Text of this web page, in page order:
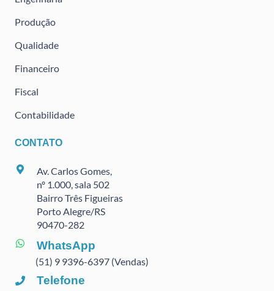
Produção
Qualidade
Financeiro
Fiscal
Contabilidade
CONTATO
Av. Carlos Gomes,
nº 1.000, sala 502
Bairro Três Figueiras
Porto Alegre/RS
90470-282
WhatsApp
(51) 9 9396-6397 (Vendas)
Telefone